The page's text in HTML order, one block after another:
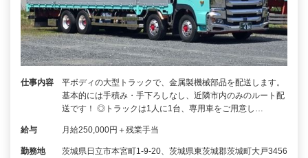
仕事内容
平ボディの大型トラックで、金属製機械部品を配送します。
基本的には手積み・手下ろしなし、近隣市内のみのルート配
送です！ ◎トラックは1人に1台、専用車をご用意し…
給与 月給250,000円＋残業手当
勤務地
茨城県日立市本宮町1-9-20、茨城県東茨城郡茨城町大戸3456